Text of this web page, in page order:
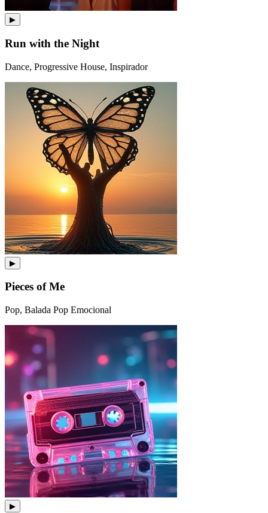
▶
Run with the Night
Dance, Progressive House, Inspirador
▶
Pieces of Me
Pop, Balada Pop Emocional
▶